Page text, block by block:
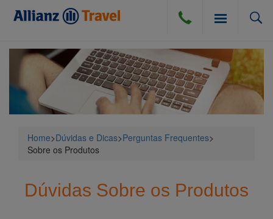
SEGURO VIAGEM
SEGURO VIAGEM MARÍTIMO
BLOG
COMPRA DE CÂMBIO
DÚVIDAS E DICAS
Home>Dúvidas e Dicas>Perguntas Frequentes>
Sobre os Produtos
Dúvidas Sobre os Produtos